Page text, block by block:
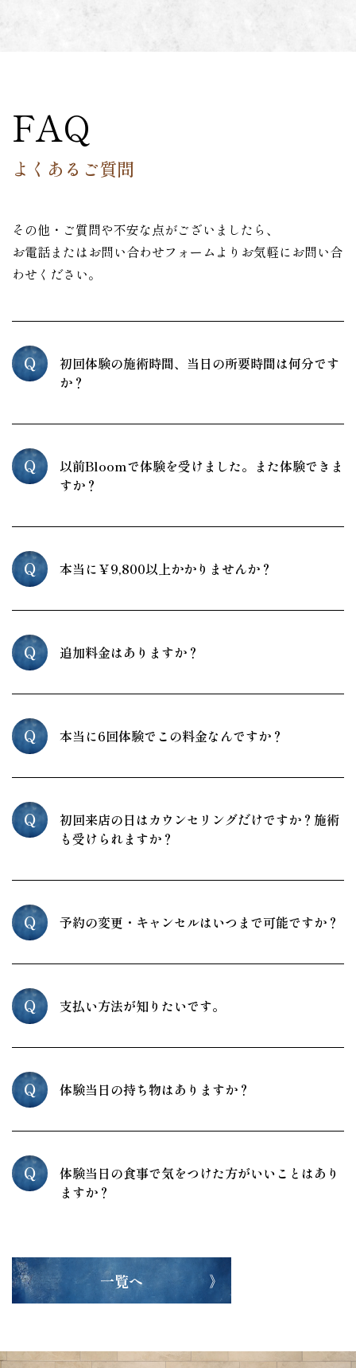
FAQ
よくあるご質問
その他・ご質問や不安な点がございましたら、
お電話またはお問い合わせフォームよりお気軽にお問い合
わせください。
Q
初回体験の施術時間、当日の所要時間は何分です
か？
Q
以前Bloomで体験を受けました。また体験できま
すか？
Q 本当に￥9,800以上かかりませんか？
Q 追加料金はありますか？
Q 本当に6回体験でこの料金なんですか？
Q
初回来店の日はカウンセリングだけですか？施術
も受けられますか？
Q 予約の変更・キャンセルはいつまで可能ですか？
Q 支払い方法が知りたいです。
Q 体験当日の持ち物はありますか？
Q
体験当日の食事で気をつけた方がいいことはあり
ますか？
一覧へ